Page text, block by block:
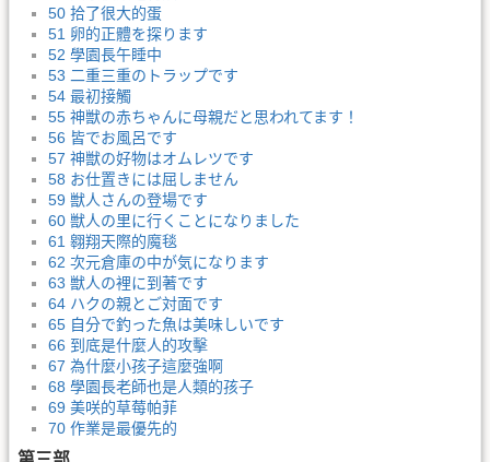
50 拾了很大的蛋
51 卵的正體を探ります
52 學園長午睡中
53 二重三重のトラップです
54 最初接觸
55 神獣の赤ちゃんに母親だと思われてます！
56 皆でお風呂です
57 神獣の好物はオムレツです
58 お仕置きには屈しません
59 獣人さんの登場です
60 獣人の里に行くことになりました
61 翱翔天際的魔毯
62 次元倉庫の中が気になります
63 獣人の裡に到著です
64 ハクの親とご対面です
65 自分で釣った魚は美味しいです
66 到底是什麼人的攻擊
67 為什麼小孩子這麼強啊
68 學園長老師也是人類的孩子
69 美咲的草莓帕菲
70 作業是最優先的